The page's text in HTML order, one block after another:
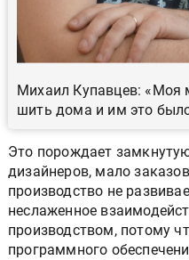
Михаил Купавцев: «Моя
шить дома и им это
Это порождает
дизайнеров, мало
производство не
неслаженное
производством, потому
программного